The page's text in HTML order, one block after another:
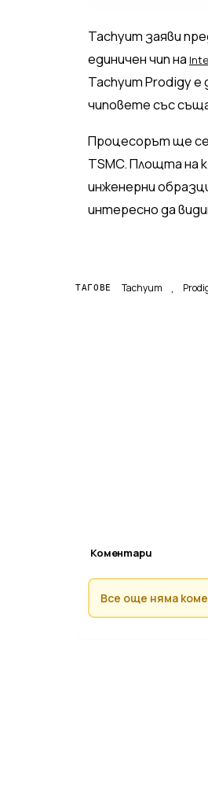
Tachyum заяви
единичен чип на
Tachyum Prodigy
чиповете със
Процесорът ще се
TSMC. Площта на
инженерни
интересно да
ТАГОВЕ Tachyum ,
Коментари
Все още няма